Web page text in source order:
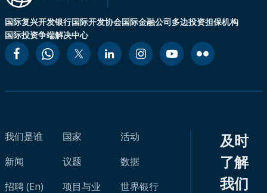
国际复兴开发银行国际开发协会国际金融公司多边投资担保机构
国际投资争端解决中心
我们是谁
新闻
招聘 (En)
国家
议题
项目与业
活动
数据
世界银行
及时
了解
我们